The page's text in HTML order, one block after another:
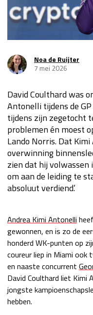
Race
Kwalificatie
Race
GP MEXICO 2026
Kwalificatie
Race
Kwalificatie
Race
Kwalificatie
Race
GP ABU DHABI 2026
Kwalificatie
Race
Noa de Ruijter
7 mei 2026
David Coulthard was
Antonelli tijdens de
tijdens zijn zegetocht
problemen én moest
Lando Norris. Dat
overwinning
zien dat hij volwassen
om aan de leiding te
absoluut verdiend.’
Andrea Kimi Antonelli
gewonnen, en is zo de
honderd WK-punten op
coureur liep in Miami
en naaste concurrent
David Coulthard liet Kimi
jongste
hebben.